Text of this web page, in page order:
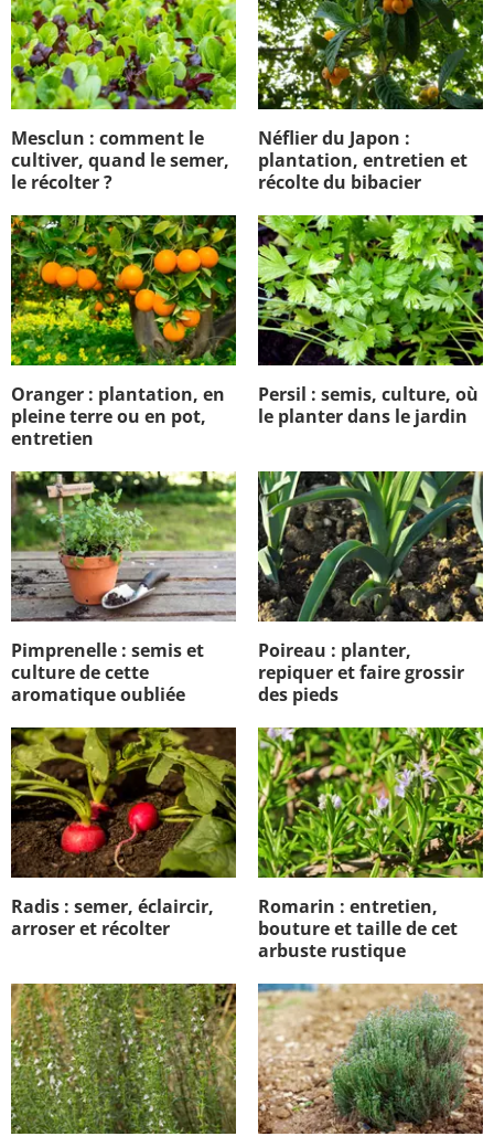
Mesclun : comment le
cultiver, quand le semer,
le récolter ?
Néflier du Japon :
plantation, entretien et
récolte du bibacier
Oranger : plantation, en
pleine terre ou en pot,
entretien
Persil : semis, culture, où
le planter dans le jardin
Pimprenelle : semis et
culture de cette
aromatique oubliée
Poireau : planter,
repiquer et faire grossir
des pieds
Radis : semer, éclaircir,
arroser et récolter
Romarin : entretien,
bouture et taille de cet
arbuste rustique